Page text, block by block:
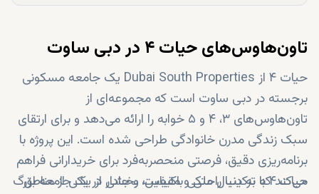
تاون‌هاوس‌های حیات ۴ در دبی ساوت
حیات ۴ از Dubai South Properties یک جامعه مسکونی
برجسته در دبی ساوت است که مجموعه‌ای از
تاون‌هاوس‌های ۳، ۴ و ۵ خوابه را ارائه می‌دهد و برای ارتقای
سبک زندگی مدرن خانوادگی طراحی شده است. این پروژه با
برنامه‌ریزی دقیق، فرصتی منحصربه‌فرد برای خریدارانی فراهم
می‌کند که به دنبال ملکی باکیفیت و جادار در یکی از مناطق
حیات ۴ با ترکیب راحتی و مقیاس، بخشی از یک جامعه بزرگ